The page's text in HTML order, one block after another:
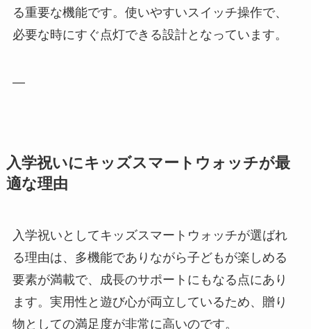
る重要な機能です。使いやすいスイッチ操作で、
必要な時にすぐ点灯できる設計となっています。
—
入学祝いにキッズスマートウォッチが最
適な理由
入学祝いとしてキッズスマートウォッチが選ばれ
る理由は、多機能でありながら子どもが楽しめる
要素が満載で、成長のサポートにもなる点にあり
ます。実用性と遊び心が両立しているため、贈り
物としての満足度が非常に高いのです。